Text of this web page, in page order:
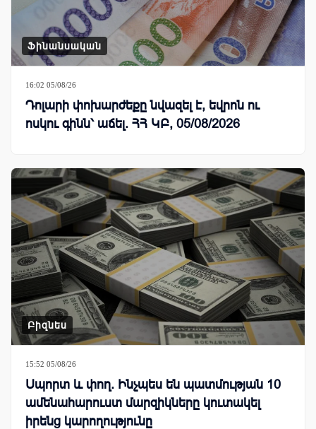
Ֆինանսական
16:02 05/08/26
Դոլարի փոխարժեքը նվազել է, եվրոն ու
ոսկու գինն՝ աճել. ՀՀ ԿԲ, 05/08/2026
Բիզնես
15:52 05/08/26
Սպորտ և փող. Ինչպես են պատմության 10
ամենահարուստ մարզիկները կուտակել
իրենց կարողությունը